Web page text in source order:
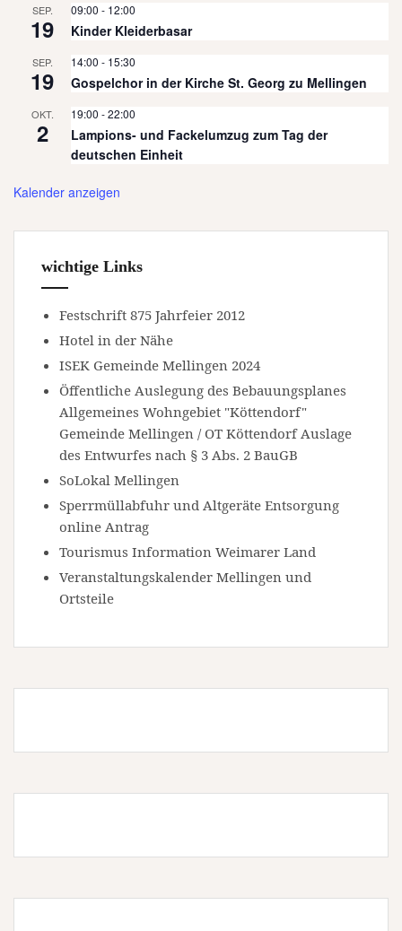
SEP.
19
09:00 - 12:00
Kinder Kleiderbasar
SEP.
19
14:00 - 15:30
Gospelchor in der Kirche St. Georg zu Mellingen
OKT.
2
19:00 -22:00
Lampions- und Fackelumzug zum Tag der
deutschen Einheit
Kalender anzeigen
wichtige Links
Festschrift 875 Jahrfeier 2012
Hotel in der Nähe
ISEK Gemeinde Mellingen 2024
Öffentliche Auslegung des Bebauungsplanes
Allgemeines Wohngebiet "Köttendorf"
Gemeinde Mellingen / OT Köttendorf Auslage
des Entwurfes nach § 3 Abs. 2 BauGB
SoLokal Mellingen
Sperrmüllabfuhr und Altgeräte Entsorgung
online Antrag
Tourismus Information Weimarer Land
Veranstaltungskalender Mellingen und
Ortsteile